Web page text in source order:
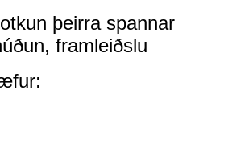
þeirra spannar
framleiðslu